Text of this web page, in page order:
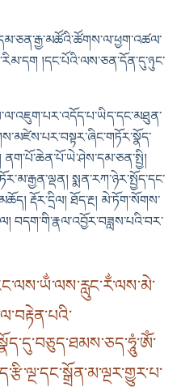
།དང་པོའི་ལས་ཅན་དོན་དུ་ཉུང་
སྨན་རཀ་ཉེར་སྤྱོད་དང་
རྡོར་དྲིལ། ཐོད་རྔ། མེ་ཏོག་སོགས་
བདག་གི་རྣལ་འབྱོར་བཟླས་པའི་བར་